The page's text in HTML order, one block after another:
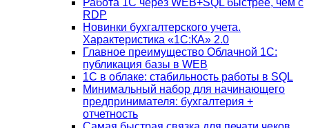
Работа 1С через WEB+SQL быстрее, чем с
RDP
Новинки бухгалтерского учета.
Характеристика «1С:КА» 2.0
Главное преимущество Облачной 1С:
публикация базы в WEB
1С в облаке: стабильность работы в SQL
Минимальный набор для начинающего
предпринимателя: бухгалтерия +
отчетность